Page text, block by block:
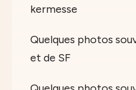
kermesse
Quelques photos
et de SF